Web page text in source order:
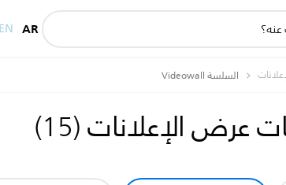
المنتجات AR
EN
السلسة Videowall
عرض الإعلانات(
15
)